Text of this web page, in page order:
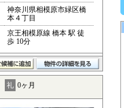
神奈川県相模原市緑区橋
本４丁目
京王相模原線 橋本 駅 徒
歩 10分
礼 0ヶ月